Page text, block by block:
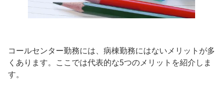
コールセンター勤務には、病棟勤務にはないメリットが多
くあります。ここでは代表的な5つのメリットを紹介しま
す。